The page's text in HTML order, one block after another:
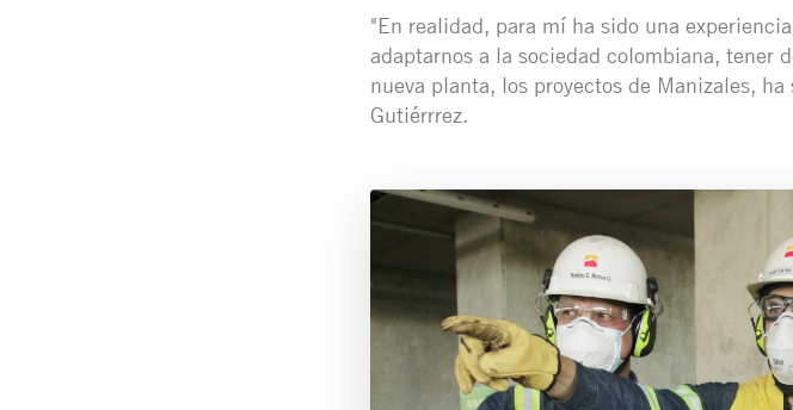
"En realidad, para mí ha sido una
adaptarnos a la sociedad colombiana, tener
nueva planta, los proyectos de Manizales,
Gutiérrrez.